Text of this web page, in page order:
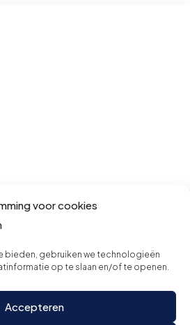
voor cookies
bieden, gebruiken we technologieën
op te slaan en/of te openen.
Accepteren
nieuwsbrief